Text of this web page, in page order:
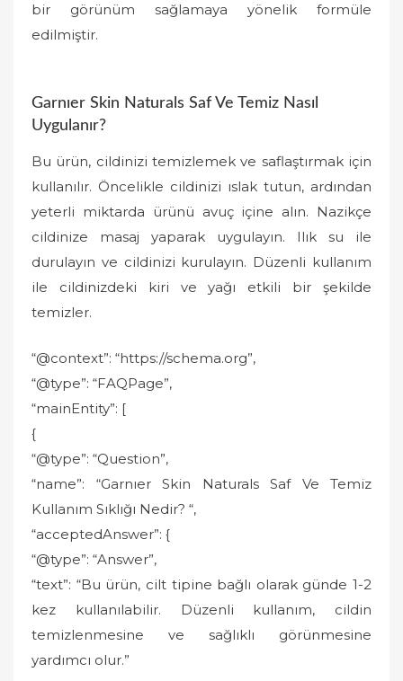
bir görünüm sağlamaya yönelik formüle
edilmiştir.
Garnıer Skin Naturals Saf Ve Temiz Nasıl
Uygulanır?
Bu ürün, cildinizi temizlemek ve saflaştırmak için
kullanılır. Öncelikle cildinizi ıslak tutun, ardından
yeterli miktarda ürünü avuç içine alın. Nazikçe
cildinize masaj yaparak uygulayın. Ilık su ile
durulayın ve cildinizi kurulayın. Düzenli kullanım
ile cildinizdeki kiri ve yağı etkili bir şekilde
temizler.
“@context”: “https://schema.org”,
“@type”: “FAQPage”,
“mainEntity”: [
{
“@type”: “Question”,
“name”: “Garnıer Skin Naturals Saf Ve Temiz
Kullanım Sıklığı Nedir? “,
“acceptedAnswer”: {
“@type”: “Answer”,
“text”: “Bu ürün, cilt tipine bağlı olarak günde 1-2
kez kullanılabilir. Düzenli kullanım, cildin
temizlenmesine ve sağlıklı görünmesine
yardımcı olur.”